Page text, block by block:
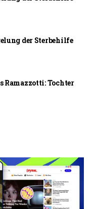
der Sterbehilfe
Ramazzotti: Tochter